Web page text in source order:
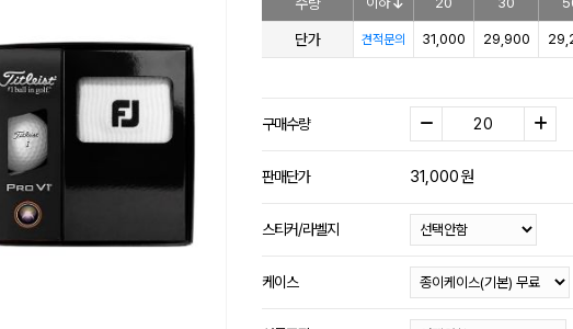
단가 견적문의 31,000 29,900
구매수량
판매단가 31,000원
스티커/라벨지
케이스